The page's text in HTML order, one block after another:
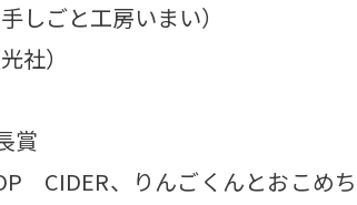
ごと工房いまい）
社）
賞
CIDER、りんごくんとおこめち